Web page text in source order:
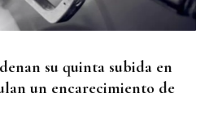
su quinta subida en
un encarecimiento de